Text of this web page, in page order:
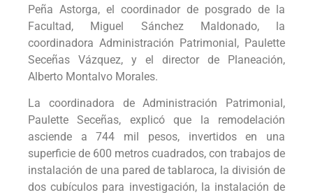
Peña Astorga, el coordinador de posgrado de la
Facultad, Miguel Sánchez Maldonado, la
coordinadora Administración Patrimonial, Paulette
Seceñas Vázquez, y el director de Planeación,
Alberto Montalvo Morales.
La coordinadora de Administración Patrimonial,
Paulette Seceñas, explicó que la remodelación
asciende a 744 mil pesos, invertidos en una
superficie de 600 metros cuadrados, con trabajos de
instalación de una pared de tablaroca, la división de
dos cubículos para investigación, la instalación de